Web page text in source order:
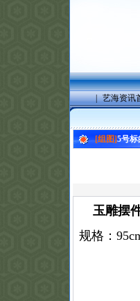
| 艺海资讯
[组图]5号
玉雕摆
规格：